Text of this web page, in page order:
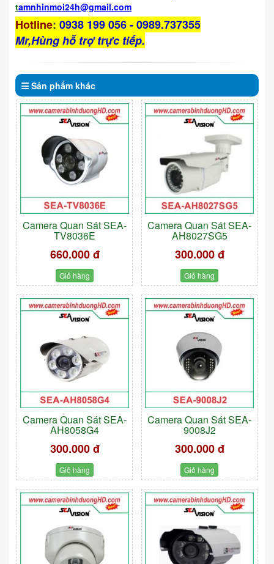
tamnhinmoi24h@gmail.com
Hotline: 0938 199 056 - 0989.737355
Mr,Hùng hỗ trợ trực tiếp.
Sản phẩm khác
Camera Quan Sát SEA-
TV8036E
660.000 đ
Giỏ hàng
Camera Quan Sát SEA-
AH8027SG5
300.000 đ
Giỏ hàng
Camera Quan Sát SEA-
AH8058G4
300.000 đ
Giỏ hàng
Camera Quan Sát SEA-
9008J2
300.000 đ
Giỏ hàng